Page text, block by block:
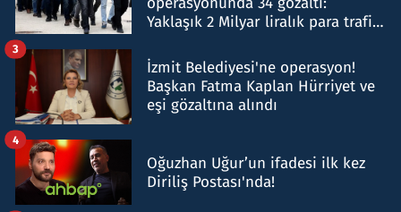
Yaklaşık 2 Milyar liralık para trafiği
İzmit Belediyesi'ne operasyon!
Başkan Fatma Kaplan Hürriyet ve
eşi gözaltına alındı
3
Oğuzhan Uğur’un ifadesi ilk kez
Diriliş Postası'nda!
4